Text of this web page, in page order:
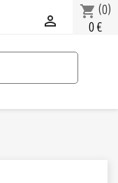
shopping_cart (0)
0 €
